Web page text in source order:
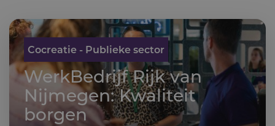
Cocreatie - Publieke sector
WerkBedrijf Rijk van
Nijmegen: Kwaliteit
borgen